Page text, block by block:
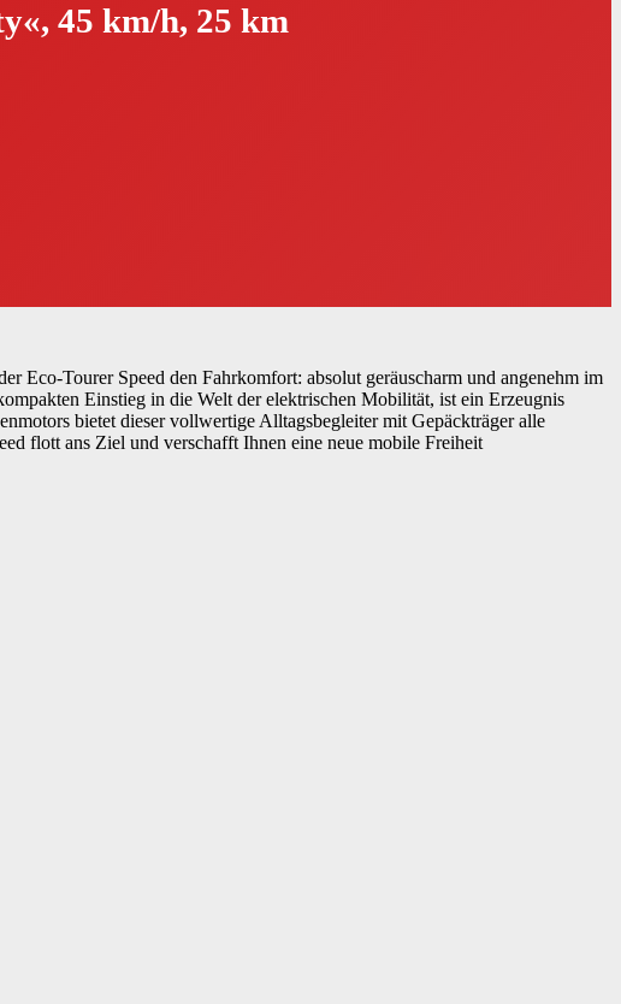
45 km/h, 25 km
Eco-Tourer Speed den Fahrkomfort: absolut geräuscharm und angenehm im
Einstieg in die Welt der elektrischen Mobilität, ist ein Erzeugnis
bietet dieser vollwertige Alltagsbegleiter mit Gepäckträger alle
flott ans Ziel und verschafft Ihnen eine neue mobile Freiheit